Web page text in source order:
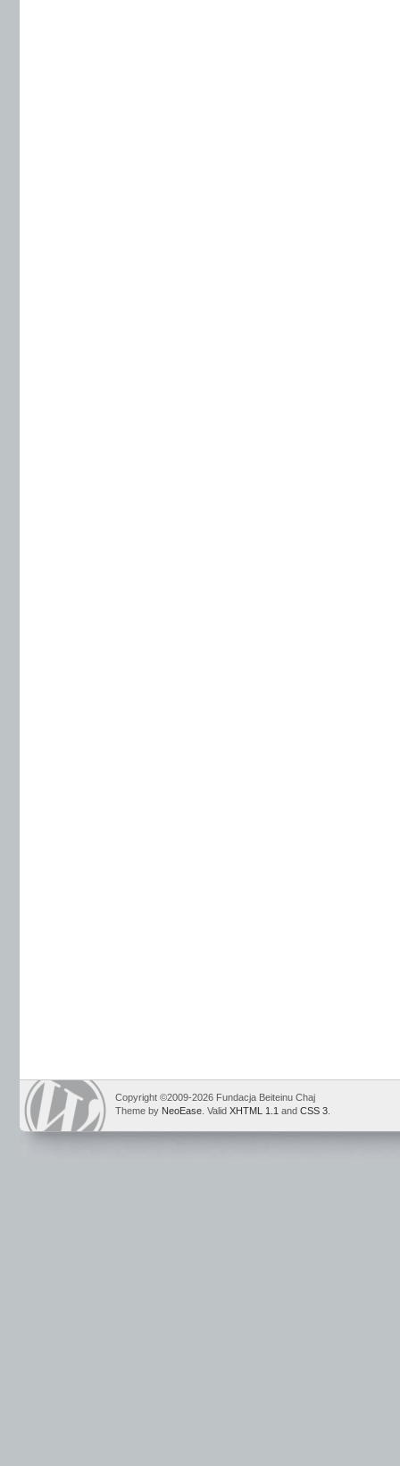
Copyright ©2009-2026 Fundacja Beiteinu Chaj
Theme by NeoEase . Valid XHTML 1.1 and CSS 3